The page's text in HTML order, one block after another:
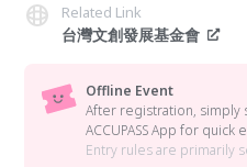
Related Link
台灣文創發展基金會
Offline Event
After registration, simply
ACCUPASS App for quick
Entry rules are primarily